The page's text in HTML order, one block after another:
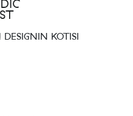
KOTISI